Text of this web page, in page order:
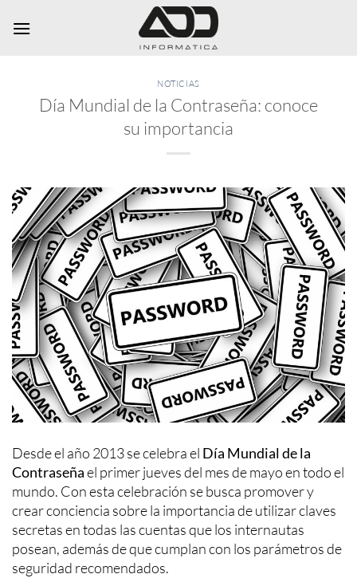
NOTICIAS
Día Mundial de la Contraseña: conoce
su importancia
Desde el año 2013 se celebra el Día Mundial de la
Contraseñael primer jueves del mes de mayo en todo el
mundo. Con esta celebración se busca promover y
crear conciencia sobre la importancia de utilizar claves
secretas en todas las cuentas que los internautas
posean, además de que cumplan con los parámetros de
seguridad recomendados.